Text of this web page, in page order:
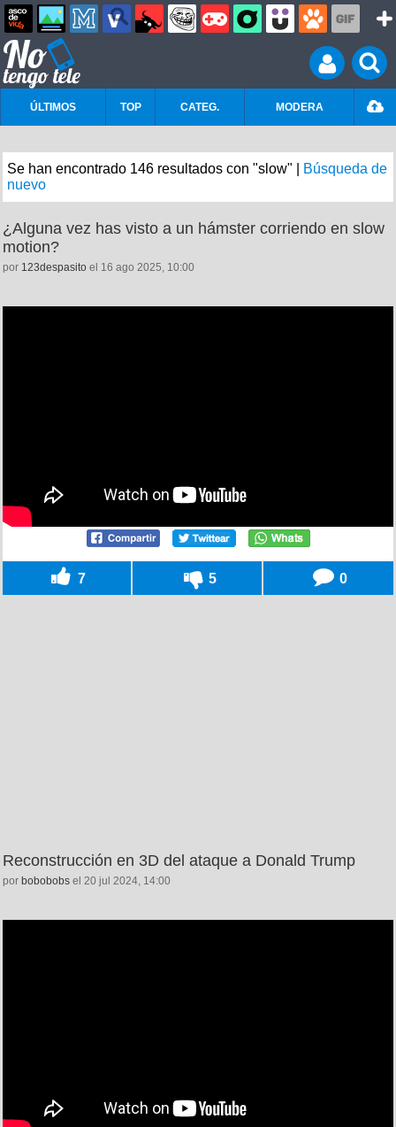
ÚLTIMOS TOP CATEG. MODERA
Se han encontrado 146 resultados con "slow" |
Búsqueda de
nuevo
¿Alguna vez has visto a un hámster corriendo en slow
motion?
por 123despasito el 16 ago 2025, 10:00
7 5 0
Reconstrucción en 3D del ataque a Donald Trump
por bobobobs el 20 jul 2024, 14:00